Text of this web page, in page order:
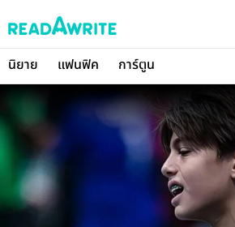
นิยาย แฟนฟิค การ์ตูน